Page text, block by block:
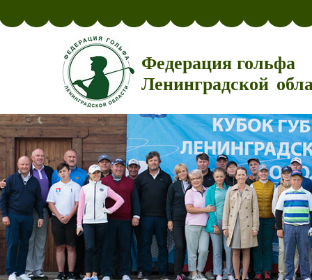
Федерация гольфа
Ленинградской